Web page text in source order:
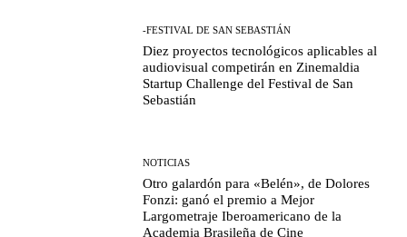
-FESTIVAL DE SAN SEBASTIÁN
Diez proyectos tecnológicos aplicables al
audiovisual competirán en Zinemaldia
Startup Challenge del Festival de San
Sebastián
NOTICIAS
Otro galardón para «Belén», de Dolores
Fonzi: ganó el premio a Mejor
Largometraje Iberoamericano de la
Academia Brasileña de Cine